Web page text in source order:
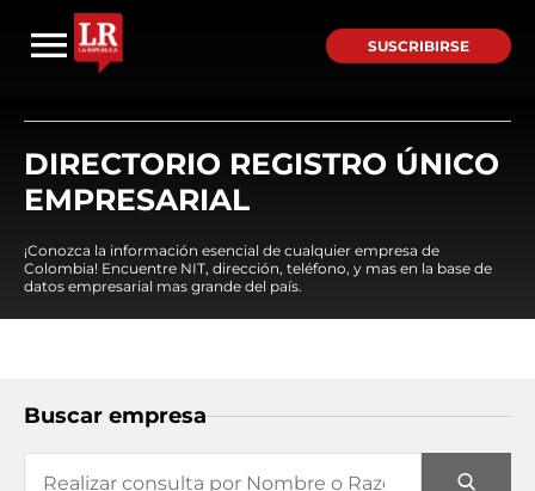
SUSCRIBIRSE
DIRECTORIO REGISTRO ÚNICO
EMPRESARIAL
¡Conozca la información esencial de cualquier empresa de
Colombia! Encuentre NIT, dirección, teléfono, y mas en la base de
datos empresarial mas grande del país.
Buscar empresa